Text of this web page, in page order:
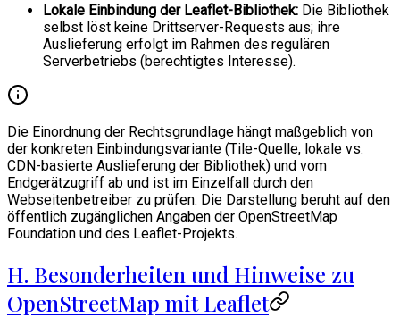
Lokale Einbindung der Leaflet-Bibliothek: Die Bibliothek
selbst löst keine Drittserver-Requests aus; ihre
Auslieferung erfolgt im Rahmen des regulären
Serverbetriebs (berechtigtes Interesse).
Die Einordnung der Rechtsgrundlage hängt maßgeblich von
der konkreten Einbindungsvariante (Tile-Quelle, lokale vs.
CDN-basierte Auslieferung der Bibliothek) und vom
Endgerätzugriff ab und ist im Einzelfall durch den
Webseitenbetreiber zu prüfen. Die Darstellung beruht auf den
öffentlich zugänglichen Angaben der OpenStreetMap
Foundation und des Leaflet-Projekts.
H. Besonderheiten und Hinweise zu
OpenStreetMap mit Leaflet